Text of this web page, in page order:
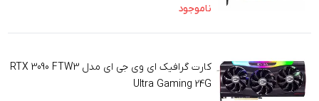
ناموجود
کارت گرافیک ای وی جی ای مدل RTX 3090 FTW3
Ultra Gaming 24G